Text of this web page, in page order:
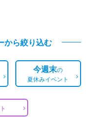
から絞り込む
今週末の
夏休みイベント